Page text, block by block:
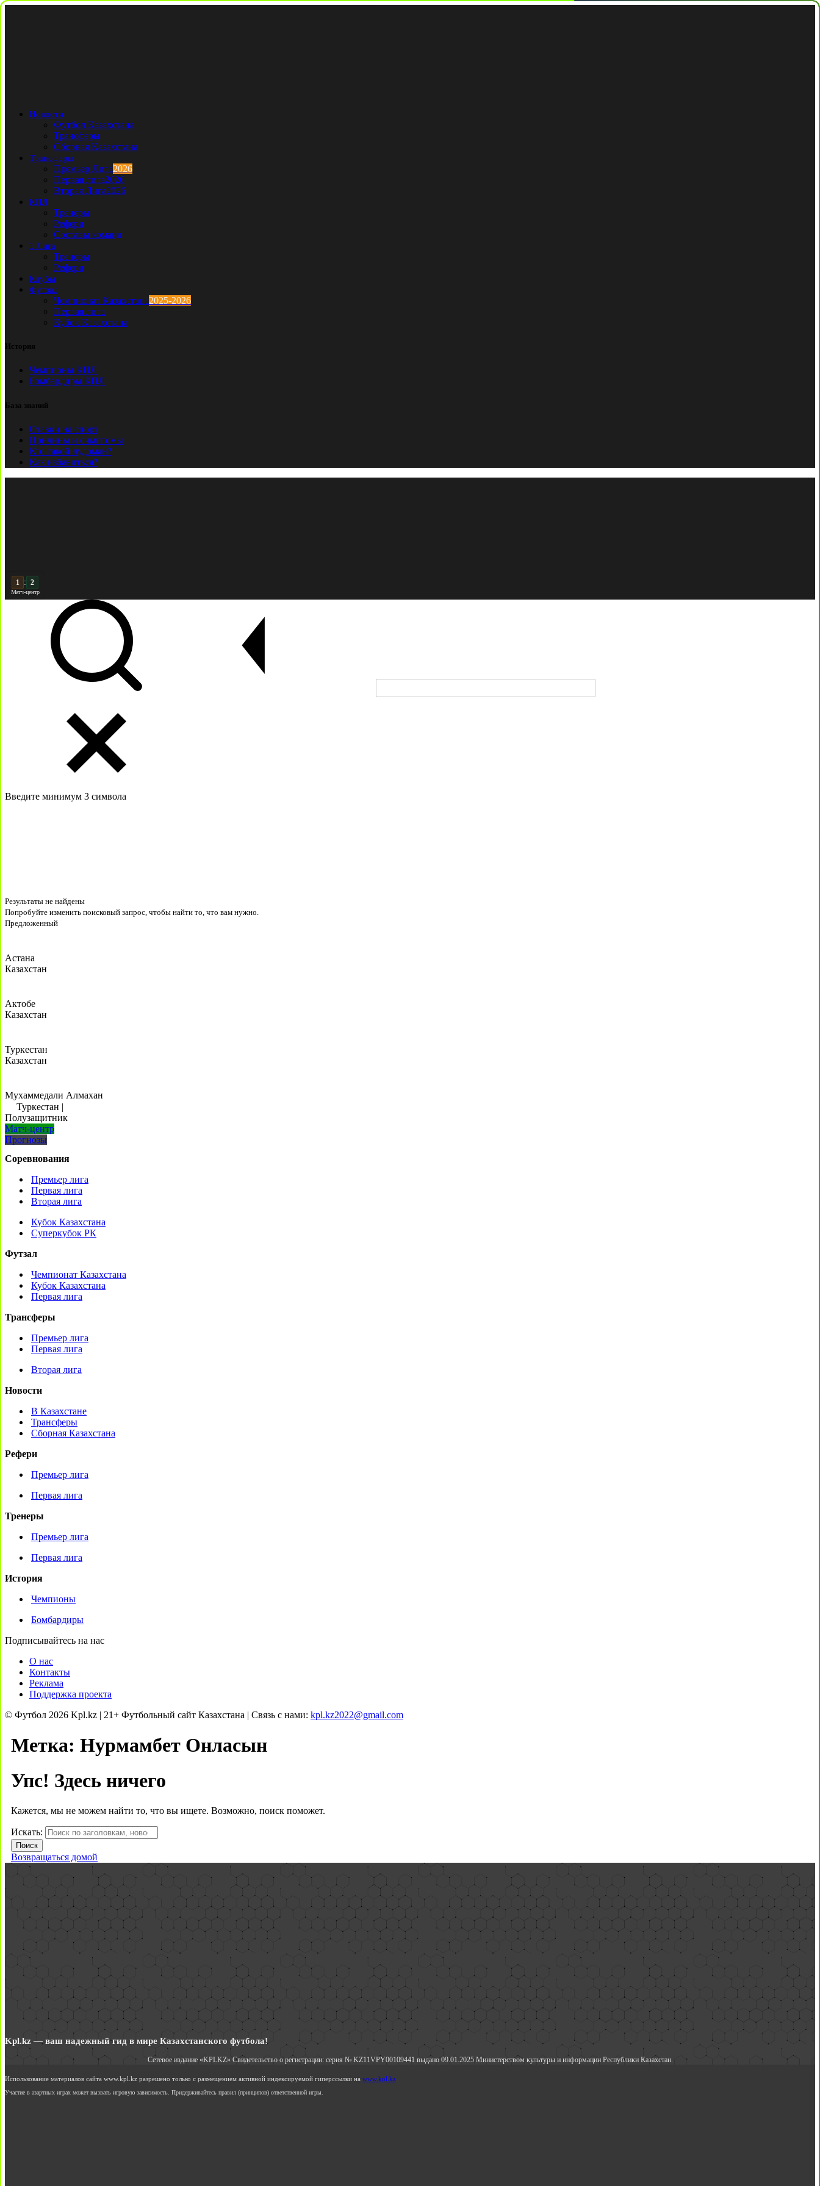
Новости
Футбол Казахстана
Трансферы
Сборная Казахстана
Трансферы
Премьер Лига2026
Первая лига2026
Вторая Лига2026
КПЛ
Тренеры
Рефери
Составы команд
1 Лига
Тренеры
Рефери
Клубы
Футзал
Чемпионат Казахстана2025-2026
Первая лига
Кубок Казахстана
История
Чемпионы КПЛ
Бомбардиры КПЛ
База знаний
Ставки на спорт
Причины и симптомы
Кто такой лудоман?
Как избавиться?
2 : 2
Матч-центр
Введите минимум 3 символа
Результаты не найдены
Попробуйте изменить поисковый запрос, чтобы найти то, что вам нужно.
Предложенный
Астана
Казахстан
Актобе
Казахстан
Туркестан
Казахстан
Мухаммедали Алмахан
Туркестан |
Полузащитник
Матч-центр
Прогнозы
Соревнования
Премьер лига
Первая лига
Вторая лига
Кубок Казахстана
Суперкубок РК
Футзал
Чемпионат Казахстана
Кубок Казахстана
Первая лига
Трансферы
Премьер лига
Первая лига
Вторая лига
Новости
В Казахстане
Трансферы
Сборная Казахстана
Рефери
Премьер лига
Первая лига
Тренеры
Премьер лига
Первая лига
История
Чемпионы
Бомбардиры
Подписывайтесь на нас
О нас
Контакты
Реклама
Поддержка проекта
© Футбол 2026 Kpl.kz | 21+ Футбольный сайт Казахстана | Связь с нами: kpl.kz2022@gmail.com
Метка: Нурмамбет Онласын
Упс! Здесь ничего
Кажется, мы не можем найти то, что вы ищете. Возможно, поиск поможет.
Искать:
Возвращаться домой
Kpl.kz — ваш надежный гид в мире Казахстанского футбола!
Сетевое издание «KPLKZ» Свидетельство о регистрации: серия № KZ11VPY00109441 выдано 09.01.2025 Министерством культуры и информации Республики Казахстан.
Использование материалов сайта www.kpl.kz разрешено только с размещением активной индексируемой гиперссылки на www.kpl.kz
Участие в азартных играх может вызвать игровую зависимость. Придерживайтесь правил (принципов) ответственной игры.